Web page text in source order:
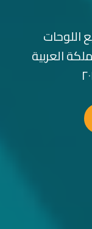
اللوحات
العربية